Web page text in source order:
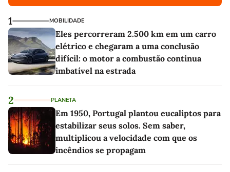
1 MOBILIDADE
Eles percorreram 2.500 km em um carro
elétrico e chegaram a uma conclusão
difícil: o motor a combustão continua
imbatível na estrada
2 PLANETA
Em 1950, Portugal plantou eucaliptos para
estabilizar seus solos. Sem saber,
multiplicou a velocidade com que os
incêndios se propagam